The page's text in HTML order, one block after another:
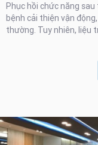
Phục hồi chức năng
bệnh cải thiện vận
thường. Tuy nhiên, liệu